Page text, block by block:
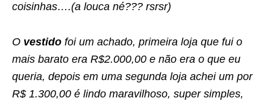
coisinhas….(a louca né??? rsrsr)
O vestido foi um achado, primeira loja que fui o
mais barato era R$2.000,00 e não era o que eu
queria, depois em uma segunda loja achei um por
R$ 1.300,00 é lindo maravilhoso, super simples,